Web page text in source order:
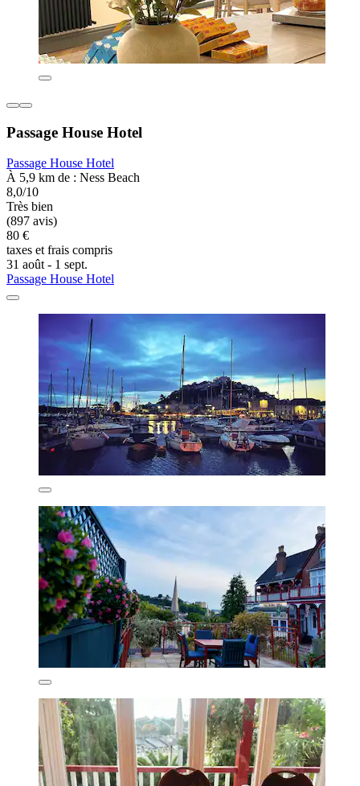
Passage House Hotel
Passage House Hotel
À 5,9 km de : Ness Beach
8,0/10
Très bien
(897 avis)
80 €
taxes et frais compris
31 août - 1 sept.
Passage House Hotel